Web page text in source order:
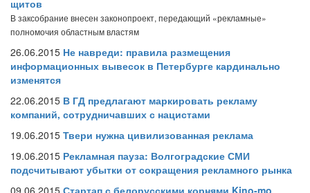
щитов
В заксобрание внесен законопроект, передающий «рекламные»
полномочия областным властям
26.06.2015 Не навреди: правила размещения
информационных вывесок в Петербурге кардинально
изменятся
22.06.2015 В ГД предлагают маркировать рекламу
компаний, сотрудничавших с нацистами
19.06.2015 Твери нужна цивилизованная реклама
19.06.2015 Рекламная пауза: Волгоградские СМИ
подсчитывают убытки от сокращения рекламного рынка
09.06.2015 Стартап с белорусскими корнями Kino-mo